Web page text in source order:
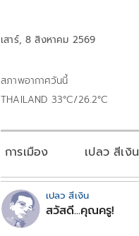
เสาร์, 8 สิงหาคม 2569
สภาพอากาศวันนี้
THAILAND 33°C/26.2°C
การเมือง เปลว สีเงิน
เปลว สีเงิน
สวัสดี...คุณครู!